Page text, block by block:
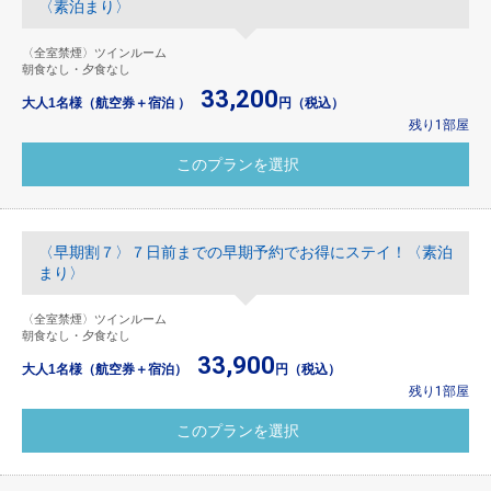
〈素泊まり〉
〈全室禁煙〉ツインルーム
朝食なし・夕食なし
大人1名様（航空券＋宿泊 ） 33,200円（税込）
残り1部屋
〈早期割７〉７日前までの早期予約でお得にステイ！〈素泊
まり〉
〈全室禁煙〉ツインルーム
朝食なし・夕食なし
大人1名様（航空券＋宿泊） 33,900円（税込）
残り1部屋